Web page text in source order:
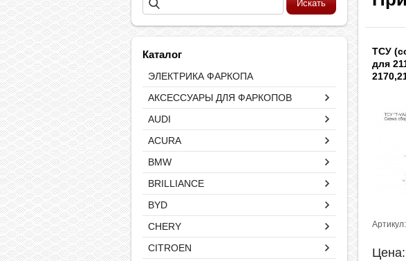
Каталог
ЭЛЕКТРИКА ФАРКОПА
АКСЕССУАРЫ ДЛЯ ФАРКОПОВ
AUDI
ACURA
BMW
BRILLIANCE
BYD
CHERY
CITROEN
ТСУ
для
Цена: